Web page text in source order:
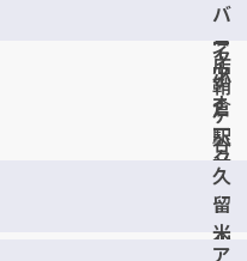
小
倉
店
ー
ク
鞘
ヶ
谷
店
テ
ィ
小
倉
駅
前
店
バ
ー
ウ
ォ
ー
ク
北
九
州
久
留
米
ア